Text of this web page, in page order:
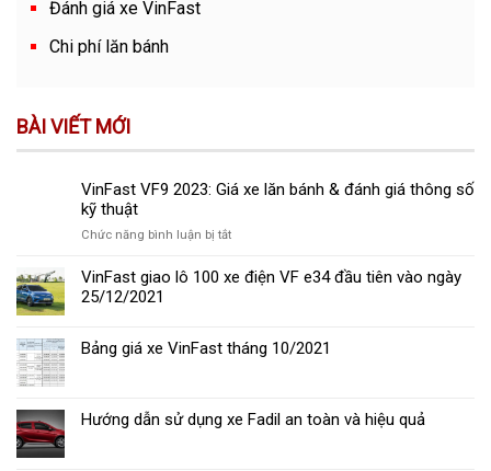
Đánh giá xe VinFast
Chi phí lăn bánh
BÀI VIẾT MỚI
VinFast VF9 2023: Giá xe lăn bánh & đánh giá thông số
kỹ thuật
Chức năng bình luận bị tắtở
VF9
lăn
giá
VinFast giao lô 100 xe điện VF e34 đầu tiên vào ngày
25/12/2021
Bảng giá xe VinFast tháng 10/2021
Hướng dẫn sử dụng xe Fadil an toàn và hiệu quả